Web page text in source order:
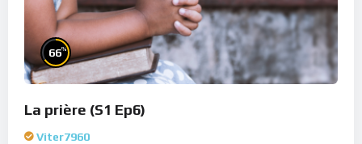
66%
La prière (S1 Ep6)
Viter7960